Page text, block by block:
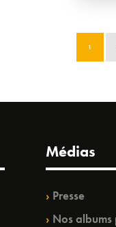
1
Médias
Presse
Nos albums